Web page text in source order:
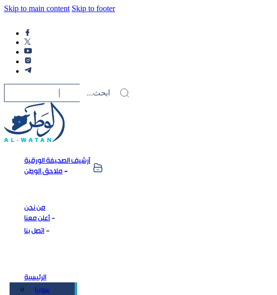
Skip to main content Skip to footer
أرشيف الصحيفة الورقية
ملاحق الوطن
من نحن
أعلن معنا
اتصل بنا
الرئيسية
سوريا